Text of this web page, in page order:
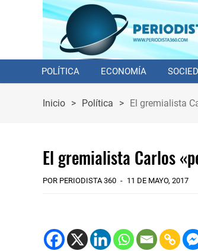
POLÍTICA ECONOMÍA
Inicio > Política > El gremialista
El gremialista Carlos
POR PERIODISTA 360 11 DE MAYO, 2017